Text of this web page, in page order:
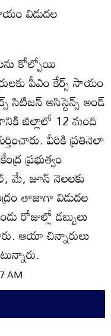
విడుదల
కోల్పోయి
పీఎం కేర్స్‌ సాయం
సిటిజన్‌ అసిస్టెన్స్‌ అండ్‌
జిల్లాలో 12 మంది
వీరికి ప్రతినెలా
ప్రభుత్వం
మే, జూన్‌ నెలలకు
తాజాగా విడుదల
రోజుల్లో డబ్బులు
ఆయా చిన్నారులు
AM